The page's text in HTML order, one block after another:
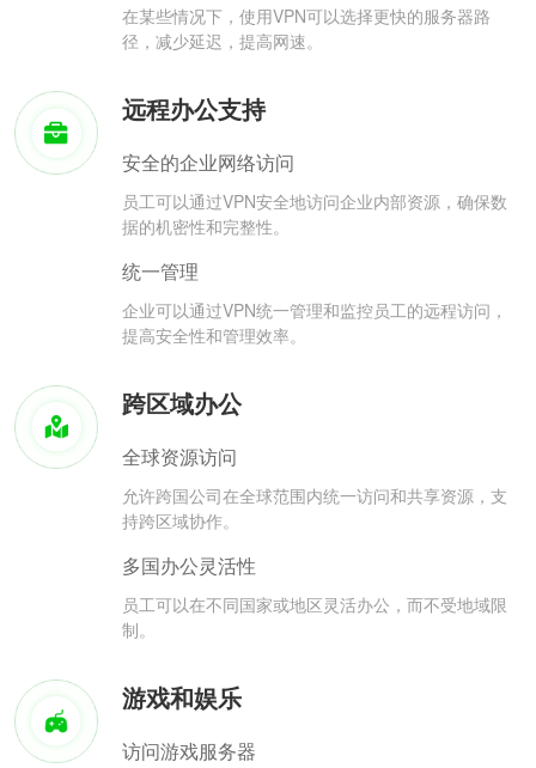
在某些情况下，使用VPN可以选择更快的服务器路
径，减少延迟，提高网速。
远程办公支持
安全的企业网络访问
员工可以通过VPN安全地访问企业内部资源，确保数
据的机密性和完整性。
统一管理
企业可以通过VPN统一管理和监控员工的远程访问，
提高安全性和管理效率。
跨区域办公
全球资源访问
允许跨国公司在全球范围内统一访问和共享资源，支
持跨区域协作。
多国办公灵活性
员工可以在不同国家或地区灵活办公，而不受地域限
制。
游戏和娱乐
访问游戏服务器